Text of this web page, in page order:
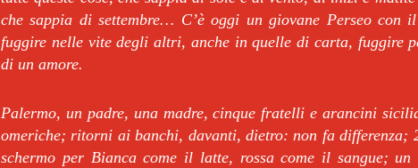
che sappia di settembre… C’è oggi un giovane Perseo con
fuggire nelle vite degli altri, anche in quelle di carta, fuggire
di un amore.
Palermo, un padre, una madre, cinque fratelli e arancini
omeriche; ritorni ai banchi, davanti, dietro: non fa differenza;
schermo per Bianca come il latte, rossa come il sangue;